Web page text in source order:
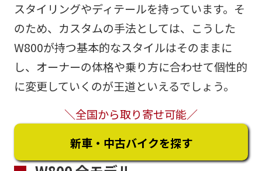
スタイリングやディテールを持っています。そ
のため、カスタムの手法としては、こうした
W800が持つ基本的なスタイルはそのままに
し、オーナーの体格や乗り方に合わせて個性的
に変更していくのが王道といえるでしょう。
＼全国から取り寄せ可能／
新車・中古バイクを探す